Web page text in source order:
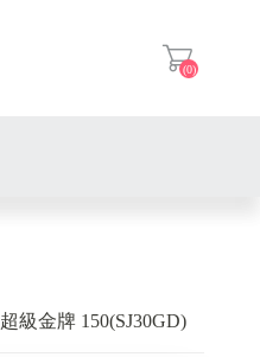
(0)
超級金牌 150(SJ30GD)